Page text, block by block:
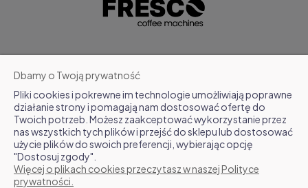
POMOC
MOJE KONTO
FAQ
O NAS
Dbamy o Twoją prywatność
Pliki cookies i pokrewne im technologie umożliwiają poprawne
działanie strony i pomagają nam dostosować ofertę do
Twoich potrzeb. Możesz zaakceptować wykorzystanie przez
nas wszystkich tych plików i przejść do sklepu lub dostosować
użycie plików do swoich preferencji, wybierając opcję
"Dostosuj zgody".
Więcej o plikach cookies przeczytasz w naszej Polityce
prywatności.